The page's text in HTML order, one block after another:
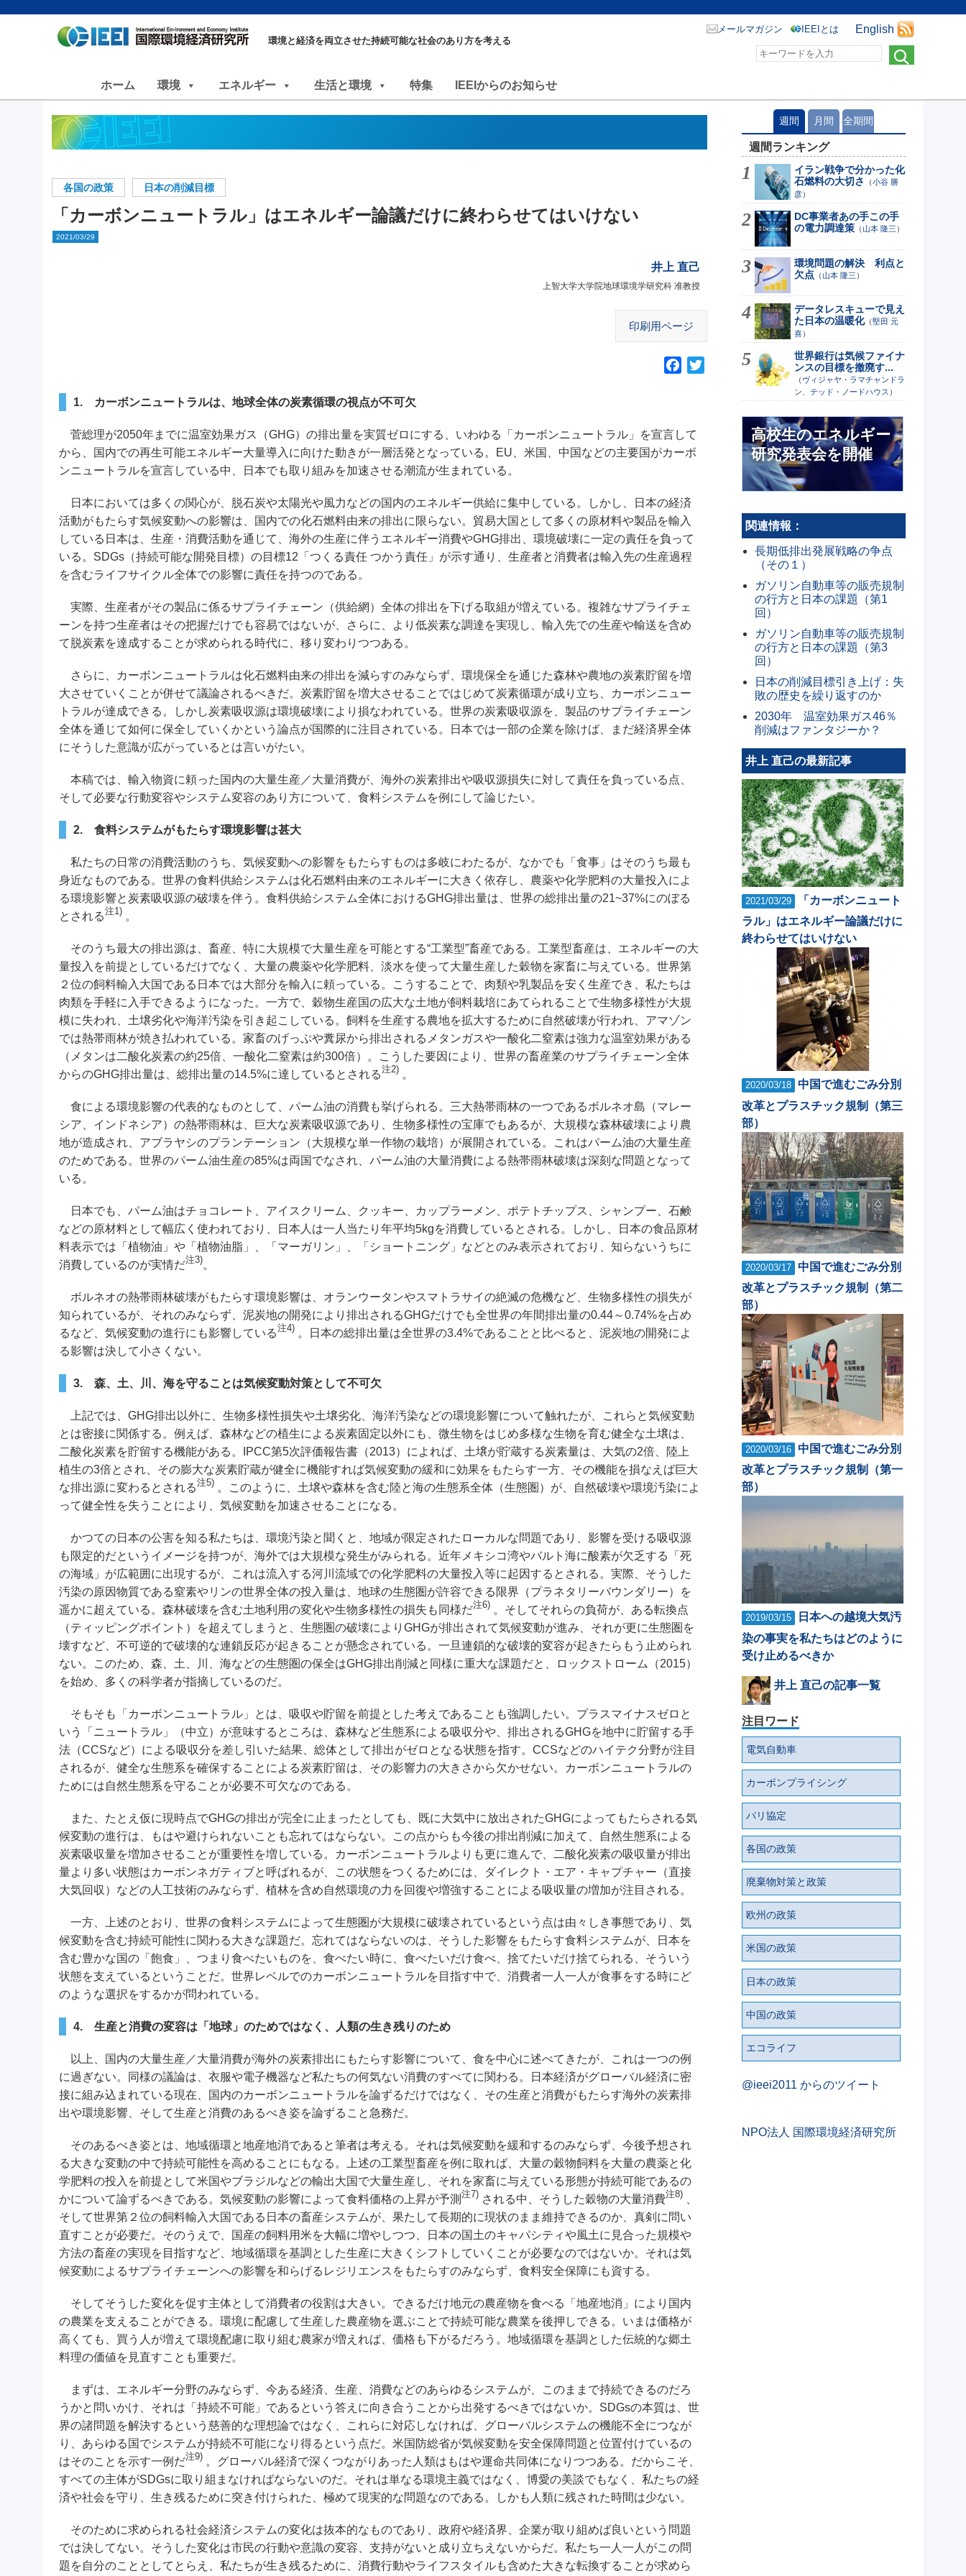
環境と経済を両立させた持続可能な社会のあり方を考える
English
メールマガジン IEEIとは
ホーム 環境 エネルギー 生活と環境 特集 IEEIからのお知らせ
各国の政策 日本の削減目標
「カーボンニュートラル」はエネルギー論議だけに終わらせてはいけない
2021/03/29
井上 直己
上智大学大学院地球環境学研究科 准教授
印刷用ページ
b
o
1. カーボンニュートラルは、地球全体の炭素循環の視点が不可欠
菅総理が2050年までに温室効果ガス（GHG）の排出量を実質ゼロにする、いわゆる「カーボンニュートラル」を宣言して
から、国内での再生可能エネルギー大量導入に向けた動きが一層活発となっている。EU、米国、中国などの主要国がカーボ
ンニュートラルを宣言している中、日本でも取り組みを加速させる潮流が生まれている。
日本においては多くの関心が、脱石炭や太陽光や風力などの国内のエネルギー供給に集中している。しかし、日本の経済
活動がもたらす気候変動への影響は、国内での化石燃料由来の排出に限らない。貿易大国として多くの原材料や製品を輸入
している日本は、生産・消費活動を通じて、海外の生産に伴うエネルギー消費やGHG排出、環境破壊に一定の責任を負って
いる。SDGs（持続可能な開発目標）の目標12「つくる責任 つかう責任」が示す通り、生産者と消費者は輸入先の生産過程
を含むライフサイクル全体での影響に責任を持つのである。
実際、生産者がその製品に係るサプライチェーン（供給網）全体の排出を下げる取組が増えている。複雑なサプライチェ
ーンを持つ生産者はその把握だけでも容易ではないが、さらに、より低炭素な調達を実現し、輸入先での生産や輸送を含め
て脱炭素を達成することが求められる時代に、移り変わりつつある。
さらに、カーボンニュートラルは化石燃料由来の排出を減らすのみならず、環境保全を通じた森林や農地の炭素貯留を増
大させていくことが併せて議論されるべきだ。炭素貯留を増大させることではじめて炭素循環が成り立ち、カーボンニュー
トラルが達成できる。しかし炭素吸収源は環境破壊により損なわれている。世界の炭素吸収源を、製品のサプライチェーン
全体を通じて如何に保全していくかという論点が国際的に注目されている。日本では一部の企業を除けば、まだ経済界全体
にそうした意識が広がっているとは言いがたい。
本稿では、輸入物資に頼った国内の大量生産／大量消費が、海外の炭素排出や吸収源損失に対して責任を負っている点、
そして必要な行動変容やシステム変容のあり方について、食料システムを例にして論じたい。
2. 食料システムがもたらす環境影響は甚大
私たちの日常の消費活動のうち、気候変動への影響をもたらすものは多岐にわたるが、なかでも「食事」はそのうち最も
身近なものである。世界の食料供給システムは化石燃料由来のエネルギーに大きく依存し、農薬や化学肥料の大量投入によ
る環境影響と炭素吸収源の破壊を伴う。食料供給システム全体におけるGHG排出量は、世界の総排出量の21~37%にのぼる
とされる注1) 。
そのうち最大の排出源は、畜産、特に大規模で大量生産を可能とする“工業型”畜産である。工業型畜産は、エネルギーの大
量投入を前提としているだけでなく、大量の農薬や化学肥料、淡水を使って大量生産した穀物を家畜に与えている。世界第
２位の飼料輸入大国である日本では大部分を輸入に頼っている。こうすることで、肉類や乳製品を安く生産でき、私たちは
肉類を手軽に入手できるようになった。一方で、穀物生産国の広大な土地が飼料栽培にあてられることで生物多様性が大規
模に失われ、土壌劣化や海洋汚染を引き起こしている。飼料を生産する農地を拡大するために自然破壊が行われ、アマゾン
では熱帯雨林が焼き払われている。家畜のげっぷや糞尿から排出されるメタンガスや一酸化二窒素は強力な温室効果がある
（メタンは二酸化炭素の約25倍、一酸化二窒素は約300倍）。こうした要因により、世界の畜産業のサプライチェーン全体
からのGHG排出量は、総排出量の14.5%に達しているとされる注2) 。
食による環境影響の代表的なものとして、パーム油の消費も挙げられる。三大熱帯雨林の一つであるボルネオ島（マレー
シア、インドネシア）の熱帯雨林は、巨大な炭素吸収源であり、生物多様性の宝庫でもあるが、大規模な森林破壊により農
地が造成され、アブラヤシのプランテーション（大規模な単一作物の栽培）が展開されている。これはパーム油の大量生産
のためである。世界のパーム油生産の85%は両国でなされ、パーム油の大量消費による熱帯雨林破壊は深刻な問題となって
いる。
日本でも、パーム油はチョコレート、アイスクリーム、クッキー、カップラーメン、ポテトチップス、シャンプー、石鹸
などの原材料として幅広く使われており、日本人は一人当たり年平均5kgを消費しているとされる。しかし、日本の食品原材
料表示では「植物油」や「植物油脂」、「マーガリン」、「ショートニング」などとのみ表示されており、知らないうちに
消費しているのが実情だ注3)。
ボルネオの熱帯雨林破壊がもたらす環境影響は、オランウータンやスマトラサイの絶滅の危機など、生物多様性の損失が
知られているが、それのみならず、泥炭地の開発により排出されるGHGだけでも全世界の年間排出量の0.44～0.74%を占め
るなど、気候変動の進行にも影響している注4) 。日本の総排出量は全世界の3.4%であることと比べると、泥炭地の開発によ
る影響は決して小さくない。
3. 森、土、川、海を守ることは気候変動対策として不可欠
上記では、GHG排出以外に、生物多様性損失や土壌劣化、海洋汚染などの環境影響について触れたが、これらと気候変動
とは密接に関係する。例えば、森林などの植生による炭素固定以外にも、微生物をはじめ多様な生物を育む健全な土壌は、
二酸化炭素を貯留する機能がある。IPCC第5次評価報告書（2013）によれば、土壌が貯蔵する炭素量は、大気の2倍、陸上
植生の3倍とされ、その膨大な炭素貯蔵が健全に機能すれば気候変動の緩和に効果をもたらす一方、その機能を損なえば巨大
な排出源に変わるとされる注5) 。このように、土壌や森林を含む陸と海の生態系全体（生態圏）が、自然破壊や環境汚染によ
って健全性を失うことにより、気候変動を加速させることになる。
かつての日本の公害を知る私たちは、環境汚染と聞くと、地域が限定されたローカルな問題であり、影響を受ける吸収源
も限定的だというイメージを持つが、海外では大規模な発生がみられる。近年メキシコ湾やバルト海に酸素が欠乏する「死
の海域」が広範囲に出現するが、これは流入する河川流域での化学肥料の大量投入等に起因するとされる。実際、そうした
汚染の原因物質である窒素やリンの世界全体の投入量は、地球の生態圏が許容できる限界（プラネタリーバウンダリー）を
遥かに超えている。森林破壊を含む土地利用の変化や生物多様性の損失も同様だ注6) 。そしてそれらの負荷が、ある転換点
（ティッピングポイント）を超えてしまうと、生態圏の破壊によりGHGが排出されて気候変動が進み、それが更に生態圏を
壊すなど、不可逆的で破壊的な連鎖反応が起きることが懸念されている。一旦連鎖的な破壊的変容が起きたらもう止められ
ない。このため、森、土、川、海などの生態圏の保全はGHG排出削減と同様に重大な課題だと、ロックストローム（2015）
を始め、多くの科学者が指摘しているのだ。
そもそも「カーボンニュートラル」とは、吸収や貯留を前提とした考えであることも強調したい。プラスマイナスゼロと
いう「ニュートラル」（中立）が意味するところは、森林など生態系による吸収分や、排出されるGHGを地中に貯留する手
法（CCSなど）による吸収分を差し引いた結果、総体として排出がゼロとなる状態を指す。CCSなどのハイテク分野が注目
されるが、健全な生態系を確保することによる炭素貯留は、その影響力の大きさから欠かせない。カーボンニュートラルの
ためには自然生態系を守ることが必要不可欠なのである。
また、たとえ仮に現時点でGHGの排出が完全に止まったとしても、既に大気中に放出されたGHGによってもたらされる気
候変動の進行は、もはや避けられないことも忘れてはならない。この点からも今後の排出削減に加えて、自然生態系による
炭素吸収量を増加させることが重要性を増している。カーボンニュートラルよりも更に進んで、二酸化炭素の吸収量が排出
量より多い状態はカーボンネガティブと呼ばれるが、この状態をつくるためには、ダイレクト・エア・キャプチャー（直接
大気回収）などの人工技術のみならず、植林を含め自然環境の力を回復や増強することによる吸収量の増加が注目される。
一方、上述のとおり、世界の食料システムによって生態圏が大規模に破壊されているという点は由々しき事態であり、気
候変動を含む持続可能性に関わる大きな課題だ。忘れてはならないのは、そうした影響をもたらす食料システムが、日本を
含む豊かな国の「飽食」、つまり食べたいものを、食べたい時に、食べたいだけ食べ、捨てたいだけ捨てられる、そういう
状態を支えているということだ。世界レベルでのカーボンニュートラルを目指す中で、消費者一人一人が食事をする時にど
のような選択をするかが問われている。
4. 生産と消費の変容は「地球」のためではなく、人類の生き残りのため
以上、国内の大量生産／大量消費が海外の炭素排出にもたらす影響について、食を中心に述べてきたが、これは一つの例
に過ぎない。同様の議論は、衣服や電子機器など私たちの何気ない消費のすべてに関わる。日本経済がグローバル経済に密
接に組み込まれている現在、国内のカーボンニュートラルを論ずるだけではなく、その生産と消費がもたらす海外の炭素排
出や環境影響、そして生産と消費のあるべき姿を論ずること急務だ。
そのあるべき姿とは、地域循環と地産地消であると筆者は考える。それは気候変動を緩和するのみならず、今後予想され
る大きな変動の中で持続可能性を高めることにもなる。上述の工業型畜産を例に取れば、大量の穀物飼料を大量の農薬と化
学肥料の投入を前提として米国やブラジルなどの輸出大国で大量生産し、それを家畜に与えている形態が持続可能であるの
かについて論ずるべきである。気候変動の影響によって食料価格の上昇が予測 注7) される中、そうした穀物の大量消費注8)
そして世界第２位の飼料輸入大国である日本の畜産システムが、果たして長期的に現状のまま維持できるのか、真剣に問い
直すことが必要だ。そのうえで、国産の飼料用米を大幅に増やしつつ、日本の国土のキャパシティや風土に見合った規模や
方法の畜産の実現を目指すなど、地域循環を基調とした生産に大きくシフトしていくことが必要なのではないか。それは気
候変動によるサプライチェーンへの影響を和らげるレジリエンスをもたらすのみならず、食料安全保障にも資する。
そしてそうした変化を促す主体として消費者の役割は大きい。できるだけ地元の農産物を食べる「地産地消」により国内
の農業を支えることができる。環境に配慮して生産した農産物を選ぶことで持続可能な農業を後押しできる。いまは価格が
高くても、買う人が増えて環境配慮に取り組む農家が増えれば、価格も下がるだろう。地域循環を基調とした伝統的な郷土
料理の価値を見直すことも重要だ。
まずは、エネルギー分野のみならず、今ある経済、生産、消費などのあらゆるシステムが、このままで持続できるのだろ
うかと問いかけ、それは「持続不可能」であるという答えに向き合うことから出発するべきではないか。SDGsの本質は、世
界の諸問題を解決するという慈善的な理想論ではなく、これらに対応しなければ、グローバルシステムの機能不全につなが
り、あらゆる国でシステムが持続不可能になり得るという点だ。米国防総省が気候変動を安全保障問題と位置付けているの
はそのことを示す一例だ注9) 。グローバル経済で深くつながりあった人類はもはや運命共同体になりつつある。だからこそ、
すべての主体がSDGsに取り組まなければならないのだ。それは単なる環境主義ではなく、博愛の美談でもなく、私たちの経
済や社会を守り、生き残るために突き付けられた、極めて現実的な問題なのである。しかも人類に残された時間は少ない。
そのために求められる社会経済システムの変化は抜本的なものであり、政府や経済界、企業が取り組めば良いという問題
では決してない。そうした変化は市民の行動や意識の変容、支持がないと成り立ちえないからだ。私たち一人一人がこの問
題を自分のこととしてとらえ、私たちが生き残るために、消費行動やライフスタイルも含めた大きな転換することが求めら
週間 月間 全期間
週間ランキング
イラン戦争で分かった化
石燃料の大切さ
（小谷 勝
彦）
DC事業者あの手この手
の電力調達策 （山本 隆三 ）
環境問題の解決 利点と
欠点 （山本 隆三 ）
データレスキューで見え
た日本の温暖化（堅田 元
喜）
世界銀行は気候ファイナ
ンスの目標を撤廃す...
（ ヴィジャヤ・ラマチャンドラ
ン、テッド・ノードハウス ）
高校生のエネルギー
研究発表会を開催
関連情報：
長期低排出発展戦略の争点
（その１）
ガソリン自動車等の販売規制
の行方と日本の課題（第1
回）
ガソリン自動車等の販売規制
の行方と日本の課題（第3
回）
日本の削減目標引き上げ：失
敗の歴史を繰り返すのか
2030年 温室効果ガス46％
削減はファンタジーか？
井上 直己の最新記事
2021/03/29
「カーボンニュート
ラル」はエネルギー論議だけに
終わらせてはいけない
2020/03/18 中国で進むごみ分別
改革とプラスチック規制（第三
部）
2020/03/17 中国で進むごみ分別
改革とプラスチック規制（第二
部）
2020/03/16 中国で進むごみ分別
改革とプラスチック規制（第一
部）
2019/03/15
日本への越境大気汚
染の事実を私たちはどのように
受け止めるべきか
井上 直己の記事一覧
注目ワード
電気自動車
カーボンプライシング
パリ協定
各国の政策
廃棄物対策と政策
欧州の政策
米国の政策
日本の政策
中国の政策
エコライフ
@ieei2011 からのツイート
NPO法人 国際環境経済研究所